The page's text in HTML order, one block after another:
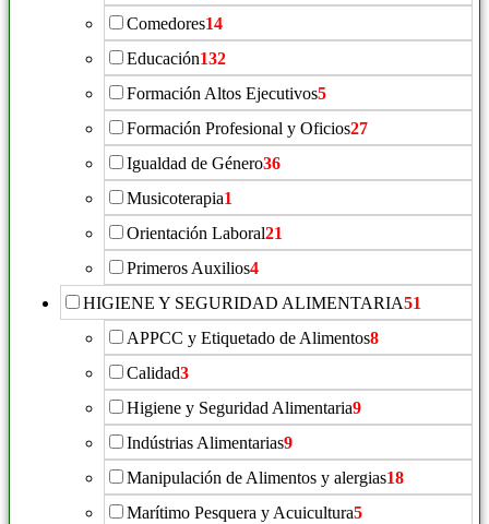
Comedores14
Educación132
Formación Altos Ejecutivos5
Formación Profesional y Oficios27
Igualdad de Género36
Musicoterapia1
Orientación Laboral21
Primeros Auxilios4
HIGIENE Y SEGURIDAD ALIMENTARIA51
APPCC y Etiquetado de Alimentos8
Calidad3
Higiene y Seguridad Alimentaria9
Indústrias Alimentarias9
Manipulación de Alimentos y alergias18
Marítimo Pesquera y Acuicultura5